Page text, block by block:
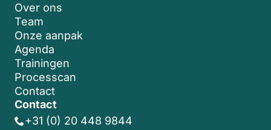
Over ons
Team
Onze aanpak
Agenda
Trainingen
Processcan
Contact
Contact
+31 (0) 20 448 9844